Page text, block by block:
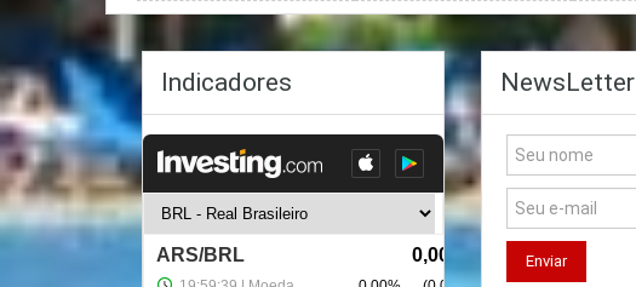
Indicadores NewsLetter